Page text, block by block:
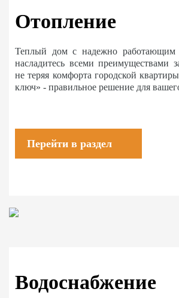
Отопление
Теплый дом с надежно работающим
насладитесь всеми преимуществами
не теряя комфорта городской
ключ» - правильное решение для
Перейти в раздел
Водоснабжение